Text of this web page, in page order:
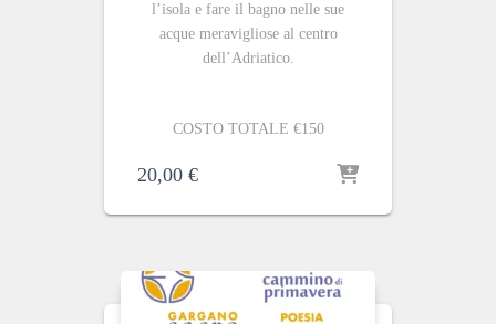
l’isola e fare il bagno nelle sue
acque meravigliose al centro
dell’Adriatico.
COSTO TOTALE €150
20,00 €